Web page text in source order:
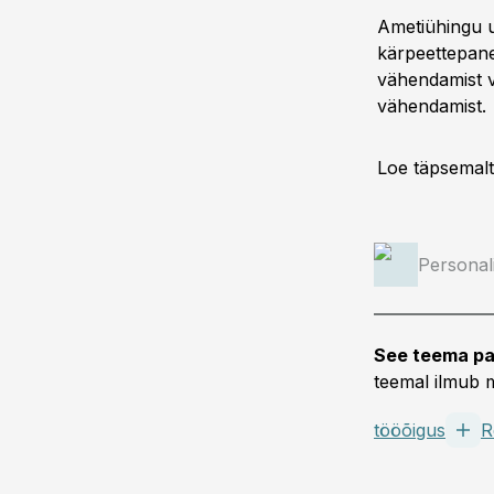
Ametiühingu
vähendamist
vähendamist.
Loe
See teema
teemal ilmub
tööõigus